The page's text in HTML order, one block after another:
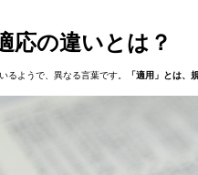
応の違いとは？
るようで、異なる言葉です。 「適用」とは、